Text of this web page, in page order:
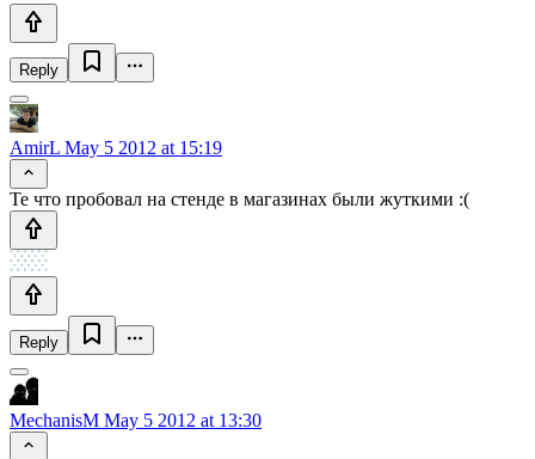
Reply
AmirL May 5 2012 at 15:19
Те что пробовал на стенде в магазинах были жуткими :(
Reply
MechanisM May 5 2012 at 13:30